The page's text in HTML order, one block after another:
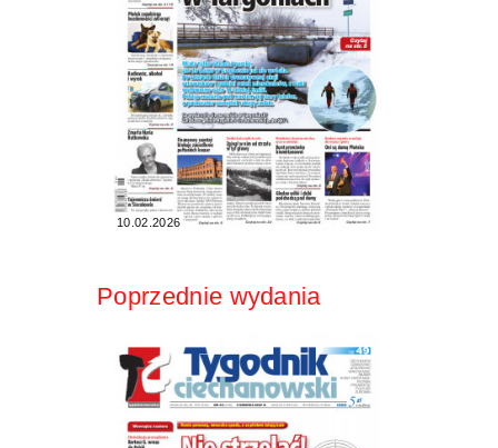
10.02.2026
Poprzednie wydania